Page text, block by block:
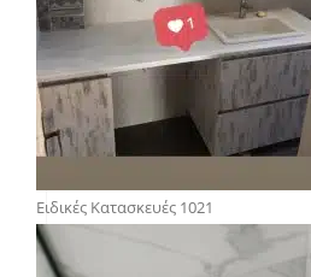
Ειδικές Κατασκευές 1021